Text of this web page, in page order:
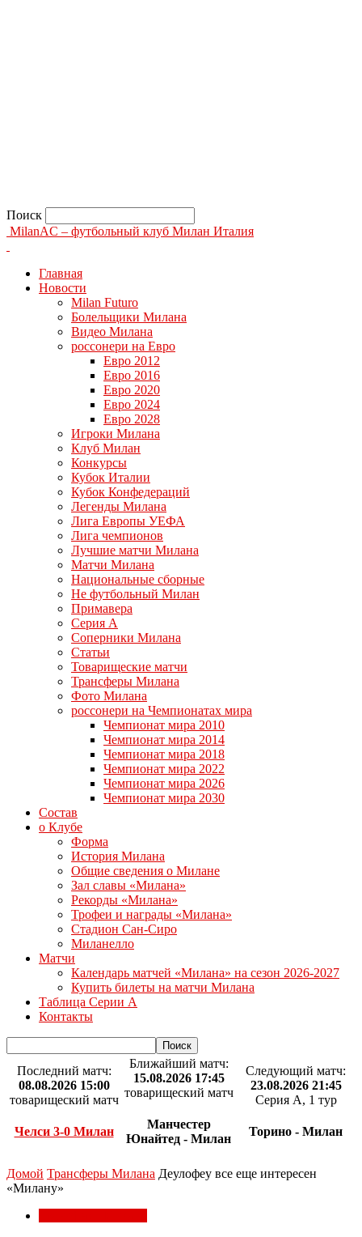
Поиск
MilanAC – футбольный клуб Милан Италия
Главная
Новости
Milan Futuro
Болельщики Милана
Видео Милана
россонери на Евро
Евро 2012
Евро 2016
Евро 2020
Евро 2024
Евро 2028
Игроки Милана
Клуб Милан
Конкурсы
Кубок Италии
Кубок Конфедераций
Легенды Милана
Лига Европы УЕФА
Лига чемпионов
Лучшие матчи Милана
Матчи Милана
Национальные сборные
Не футбольный Милан
Примавера
Серия А
Соперники Милана
Статьи
Товарищеские матчи
Трансферы Милана
Фото Милана
россонери на Чемпионатах мира
Чемпионат мира 2010
Чемпионат мира 2014
Чемпионат мира 2018
Чемпионат мира 2022
Чемпионат мира 2026
Чемпионат мира 2030
Состав
о Клубе
Форма
История Милана
Общие сведения о Милане
Зал славы «Милана»
Рекорды «Милана»
Трофеи и награды «Милана»
Стадион Сан-Сиро
Миланелло
Матчи
Календарь матчей «Милана» на сезон 2026-2027
Купить билеты на матчи Милана
Таблица Серии А
Контакты
Последний матч:
08.08.2026 15:00
товарищеский матч
Челси 3-0 Милан
Ближайший матч:
15.08.2026 17:45
товарищеский матч
Манчестер
Юнайтед - Милан
Следующий матч:
23.08.2026 21:45
Серия А, 1 тур
Торино - Милан
Домой Трансферы Милана Деулофеу все еще интересен
«Милану»